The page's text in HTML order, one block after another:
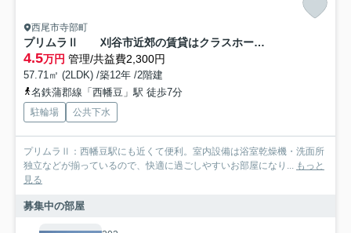
西尾市寺部町
プリムラⅡ 刈谷市近郊の賃貸はクラスホーム刈谷店
4.5万円 管理/共益費2,300円
57.71㎡ (2LDK) /築12年 /2階建
名鉄蒲郡線「西幡豆」駅 徒歩7分
駐輪場 公共下水
プリムラⅡ：西幡豆駅にも近くて便利。室内設備は浴室乾燥機・洗面所
独立などが揃っているので、快適に過ごしやすいお部屋になり... もっと
見る
募集中の部屋